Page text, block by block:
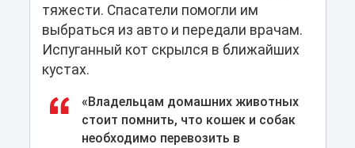
тяжести. Спасатели помогли им
выбраться из авто и передали врачам.
Испуганный кот скрылся в ближайших
кустах.
«Владельцам домашних животных
стоит помнить, что кошек и собак
необходимо перевозить в